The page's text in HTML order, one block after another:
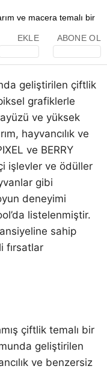
EKLE ABONE OL
geliştirilen çiftlik
grafiklerle
ve yüksek
hayvancılık ve
ve BERRY
işlevler ve ödüller
gibi
deneyimi
listelenmiştir.
sahip
fırsatlar
çiftlik temalı bir
geliştirilen
ve benzersiz